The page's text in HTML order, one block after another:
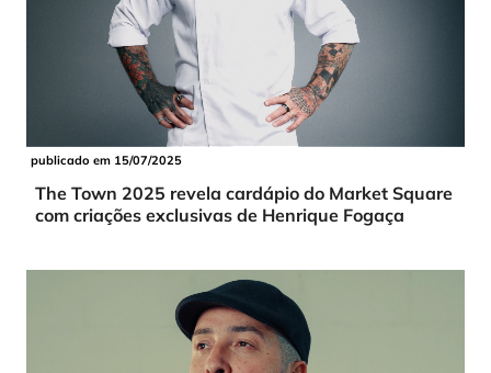
publicado em 15/07/2025
The Town 2025 revela cardápio do Market Square
com criações exclusivas de Henrique Fogaça